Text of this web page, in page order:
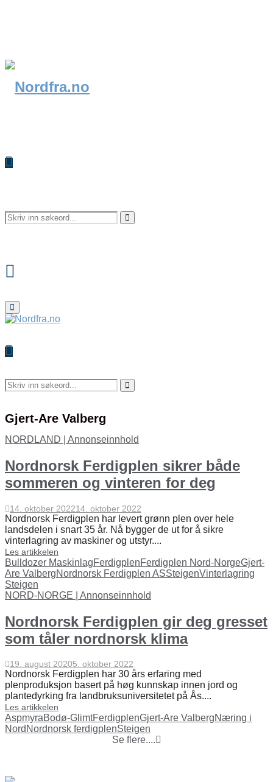
Search
Search
Primary
Menu
Search
for:
Search
Gjert-Are Valberg
NORDLAND | Annonseinnhold
Nordnorsk Ferdigplen sikrer både
sommeren og vinteren for deg
14. oktober 202214. oktober 2022
Nordnorsk Ferdigplen har levert grønn plen over hele
landsdelen i snart 35 år. Nå bygger de ut for å sikre
vinterlagring av maskiner og utstyr....
Les artikkelen
Bulldozer MaskinlagFerdigplenFerdigplen Nord-NorgeGjert-
Are ValbergNordnorsk Ferdigplen ASSteigenVinterlagring
Steigen
NORD-NORGE | Annonseinnhold
Nordnorsk Ferdigplen gir deg gresset
som tåler nordnorsk klima
19. august 20205. oktober 2022
Nordnorsk Ferdigplen har 30 års erfaring med
plenproduksjon basert på høg kunnskap innen jord og
plantedyrking fra landbruksuniversitetet på Ås....
Les artikkelen
AspmyraBodø-GlimtFerdigplenGjert-Are ValbergNæring i
Nord Nordnorsk ferdigplenSteigen
Se flere....